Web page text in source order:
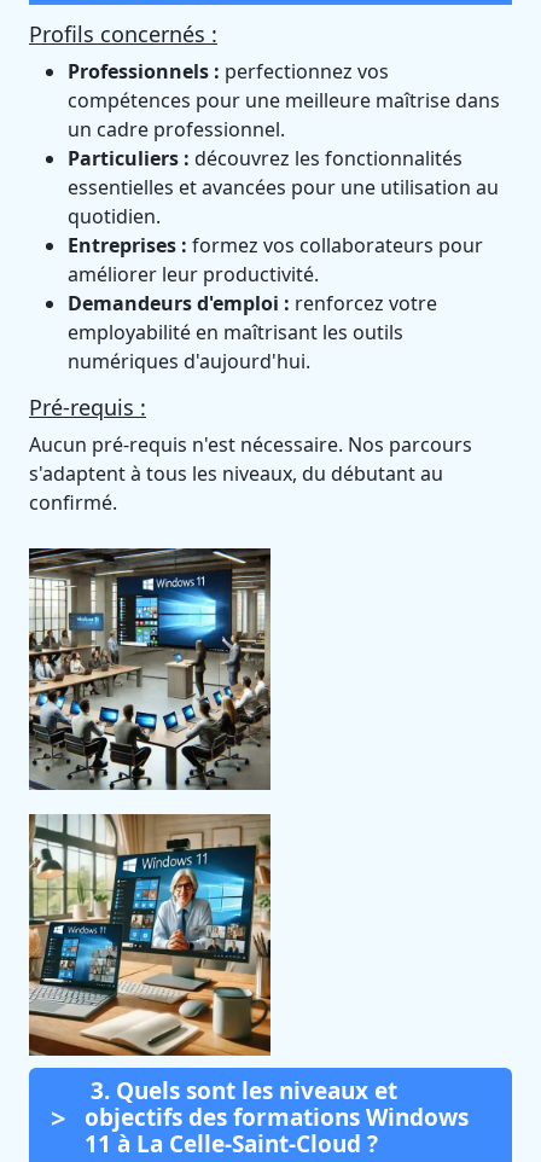
Profils concernés :
Professionnels : perfectionnez vos
compétences pour une meilleure maîtrise dans
un cadre professionnel.
Particuliers : découvrez les fonctionnalités
essentielles et avancées pour une utilisation au
quotidien.
Entreprises : formez vos collaborateurs pour
améliorer leur productivité.
Demandeurs d'emploi : renforcez votre
employabilité en maîtrisant les outils
numériques d'aujourd'hui.
Pré-requis :
Aucun pré-requis n'est nécessaire. Nos parcours
s'adaptent à tous les niveaux, du débutant au
confirmé.
3. Quels sont les niveaux et
objectifs des formations Windows
11 à La Celle-Saint-Cloud ?